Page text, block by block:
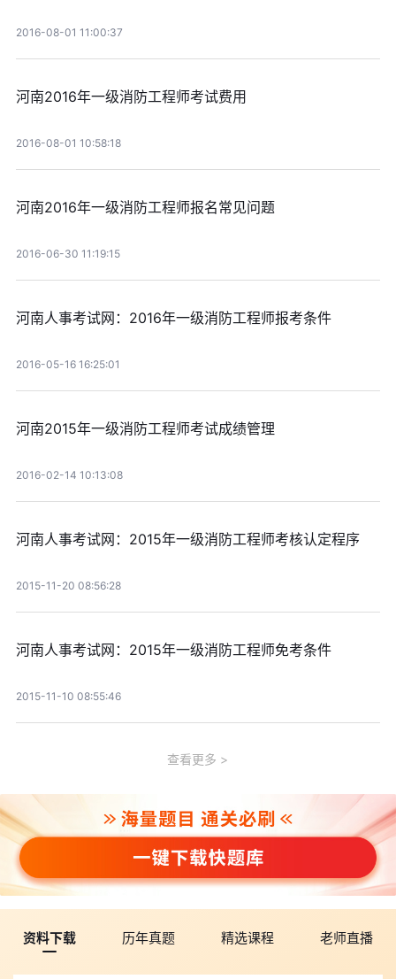
2016-08-01 11:00:37
河南2016年一级消防工程师考试费用
2016-08-01 10:58:18
河南2016年一级消防工程师报名常见问题
2016-06-30 11:19:15
河南人事考试网：2016年一级消防工程师报考条件
2016-05-16 16:25:01
河南2015年一级消防工程师考试成绩管理
2016-02-14 10:13:08
河南人事考试网：2015年一级消防工程师考核认定程序
2015-11-20 08:56:28
河南人事考试网：2015年一级消防工程师免考条件
2015-11-10 08:55:46
查看更多
资料下载 历年真题 精选课程 老师直播